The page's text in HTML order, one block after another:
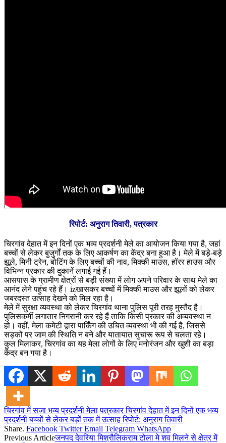
रिपोर्ट: अनुराग तिवारी, पत्रकार
चिरगांव देहात में इन दिनों एक भव्य प्रदर्शनी मेले का आयोजन किया गया है, जहां
बच्चों से लेकर बुजुर्गों तक के लिए आकर्षण का केंद्र बना हुआ है। मेले में बड़े-बड़े
झूले, मिनी ट्रेन, बोटिंग के लिए बच्चों की नाव, मिक्की माउस, हॉरर हाउस और
विभिन्न प्रकार की दुकानें लगाई गई हैं।
आसपास के ग्रामीण क्षेत्रों से बड़ी संख्या में लोग अपने परिवार के साथ मेले का
आनंद लेने पहुंच रहे हैं। izखासकर बच्चों में मिक्की माउस और झूलों को लेकर
जबरदस्त उत्साह देखने को मिल रहा है।
मेले में सुरक्षा व्यवस्था को लेकर चिरगांव थाना पुलिस पूरी तरह मुस्तैद है।
पुलिसकर्मी लगातार निगरानी कर रहे हैं ताकि किसी प्रकार की अव्यवस्था न
हो। वहीं, मेला कमेटी द्वारा पार्किंग की उचित व्यवस्था भी की गई है, जिससे
सड़कों पर जाम की स्थिति न बने और यातायात सुचारू रूप से चलता रहे।
कुल मिलाकर, चिरगांव का यह मेला लोगों के लिए मनोरंजन और खुशी का बड़ा
केंद्र बन गया है।
चिरगांव में सजा भव्य प्रदर्शनी मेला पत्रकार चिरगांव देहात में इन दिनों एक भव्य
प्रदर्शनी बच्चों से लेकर बड़ों तक में उत्साह रिपोर्ट: अनुराग तिवारी
Share. Facebook Twitter Email Telegram WhatsApp
Previous Articleजनपद देवरिया मिश्रौलिकराम टोला मे शव मिलने से क्षेत्र में